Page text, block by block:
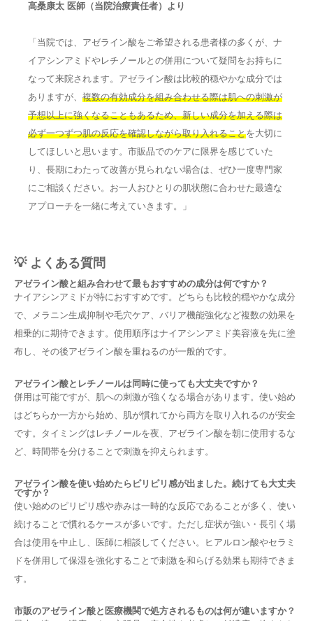
高桑康太 医師（当院治療責任者）より
「当院では、アゼライン酸をご希望される患者様の多くが、ナ
イアシンアミドやレチノールとの併用について疑問をお持ちに
なって来院されます。アゼライン酸は比較的穏やかな成分では
ありますが、 複数の有効成分を組み合わせる際は肌への刺激が
予想以上に強くなることもあるため、新しい成分を加える際は
必ず一つずつ肌の反応を確認しながら取り入れることを大切に
してほしいと思います。市販品でのケアに限界を感じていた
り、長期にわたって改善が見られない場合は、ぜひ一度専門家
にご相談ください。お一人おひとりの肌状態に合わせた最適な
アプローチを一緒に考えていきます。」
💡 よくある質問
アゼライン酸と組み合わせて最もおすすめの成分は何ですか？
ナイアシンアミドが特におすすめです。どちらも比較的穏やかな成分
で、メラニン生成抑制や毛穴ケア、バリア機能強化など複数の効果を
相乗的に期待できます。使用順序はナイアシンアミド美容液を先に塗
布し、その後アゼライン酸を重ねるのが一般的です。
アゼライン酸とレチノールは同時に使っても大丈夫ですか？
併用は可能ですが、肌への刺激が強くなる場合があります。使い始め
はどちらか一方から始め、肌が慣れてから両方を取り入れるのが安全
です。タイミングはレチノールを夜、アゼライン酸を朝に使用するな
ど、時間帯を分けることで刺激を抑えられます。
アゼライン酸を使い始めたらピリピリ感が出ました。続けても大丈夫
ですか？
使い始めのピリピリ感や赤みは一時的な反応であることが多く、使い
続けることで慣れるケースが多いです。ただし症状が強い・長引く場
合は使用を中止し、医師に相談してください。ヒアルロン酸やセラミ
ドを併用して保湿を強化することで刺激を和らげる効果も期待できま
す。
市販のアゼライン酸と医療機関で処方されるものは何が違いますか？